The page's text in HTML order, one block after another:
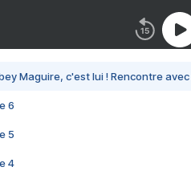
Maguire, c'est lui ! Rencontre
6
5
4